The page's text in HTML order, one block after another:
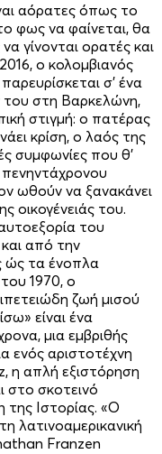
αόρατες όπως το
φως να φαίνεται, θα
γίνονται ορατές και
ο κολομβιανός
σ’ ένα
του στη Βαρκελώνη,
στιγμή: ο πατέρας
κρίση, ο λαός της
συμφωνίες που θ’
ωθούν να ξανακάνει
οικογένειάς του.
του
από την
ώς τα ένοπλα
1970, ο
ζωή μισού
είναι ένα
μια εμβριθής
ενός αριστοτέχνη
η απλή εξιστόρηση
στο σκοτεινό
της Iστορίας. «Ο
λατινοαμερικανική
Franzen